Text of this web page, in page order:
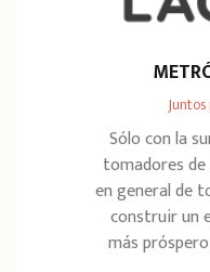
Sólo con la
tomadores de
en general de
construir un
más